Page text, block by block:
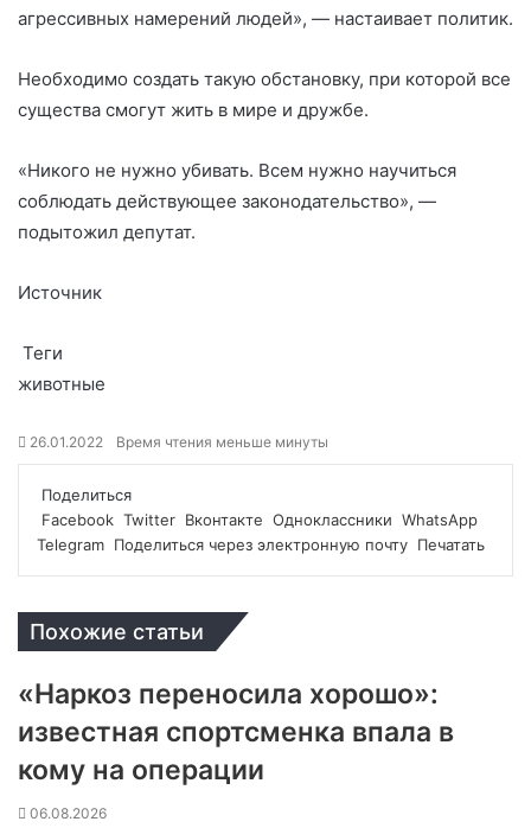
агрессивных намерений людей», — настаивает политик.
Необходимо создать такую обстановку, при которой все
существа смогут жить в мире и дружбе.
«Никого не нужно убивать. Всем нужно научиться
соблюдать действующее законодательство», —
подытожил депутат.
Источник
Теги
животные
26.01.2022 Время чтения меньше минуты
Поделиться
Facebook Twitter Вконтакте Одноклассники WhatsApp
Telegram Поделиться через электронную почту Печатать
Похожие статьи
«Наркоз переносила хорошо»:
известная спортсменка впала в
кому на операции
06.08.2026